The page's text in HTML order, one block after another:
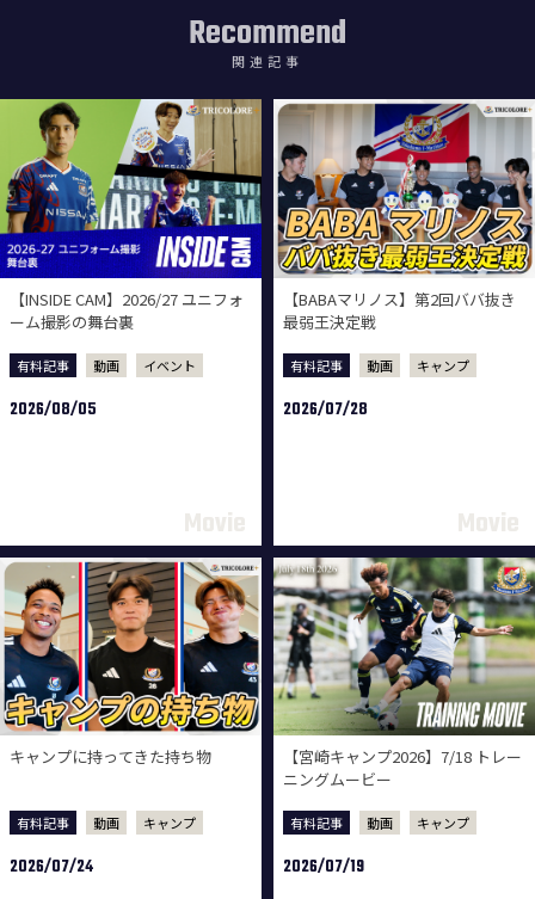
Recommend
関連記事
【INSIDE CAM】2026/27 ユニフォ
ーム撮影の舞台裏
有料記事 動画 イベント
2026/08/05
【BABAマリノス】第2回ババ抜き
最弱王決定戦
有料記事 動画 キャンプ
2026/07/28
キャンプに持ってきた持ち物
有料記事 動画 キャンプ
2026/07/24
【宮崎キャンプ2026】7/18 トレー
ニングムービー
有料記事 動画 キャンプ
2026/07/19